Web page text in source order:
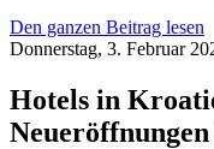
Den ganzen Beitrag lesen
Donnerstag, 3. Februar
Hotels in